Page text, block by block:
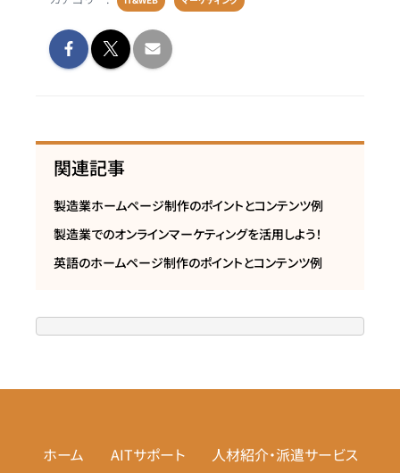
関連記事
製造業ホームページ制作のポイントとコンテンツ例
製造業でのオンラインマーケティングを活用しよう！
英語のホームページ制作のポイントとコンテンツ例
ホーム AITサポート 人材紹介・派遣サービス